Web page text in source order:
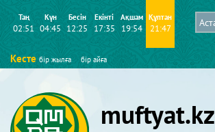
Таң
02:51
Күн
04:45
Бесін
12:25
Екінті
17:35
Ақшам
19:54
Құптан
21:47
Кесте бір жылға бір айға
muftyat.kz